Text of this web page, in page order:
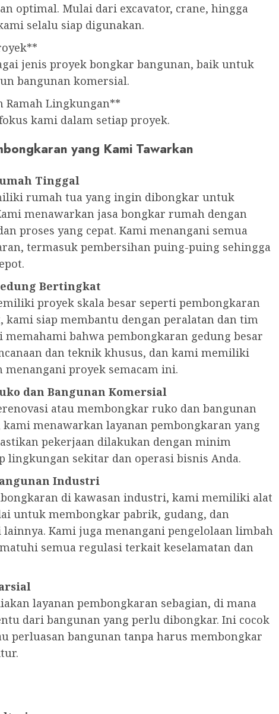
optimal. Mulai dari excavator, crane, hingga
selalu siap digunakan.
jenis proyek bongkar bangunan, baik untuk
bangunan komersial.
Ramah Lingkungan**
kami dalam setiap proyek.
yang Kami Tawarkan
Tinggal
rumah tua yang ingin dibongkar untuk
menawarkan jasa bongkar rumah dengan
proses yang cepat. Kami menangani semua
termasuk pembersihan puing-puing sehingga
Bertingkat
proyek skala besar seperti pembongkaran
kami siap membantu dengan peralatan dan tim
bahwa pembongkaran gedung besar
dan teknik khusus, dan kami memiliki
menangani proyek semacam ini.
dan Bangunan Komersial
atau membongkar ruko dan bangunan
menawarkan layanan pembongkaran yang
pekerjaan dilakukan dengan minim
lingkungan sekitar dan operasi bisnis Anda.
Industri
di kawasan industri, kami memiliki alat
untuk membongkar pabrik, gudang, dan
Kami juga menangani pengelolaan limbah
semua regulasi terkait keselamatan dan
layanan pembongkaran sebagian, di mana
dari bangunan yang perlu dibongkar. Ini cocok
perluasan bangunan tanpa harus membongkar